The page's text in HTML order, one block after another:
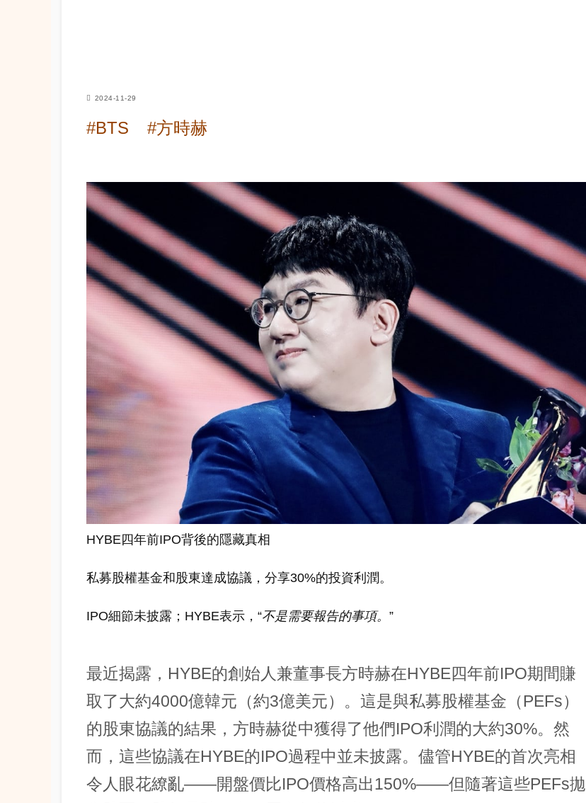
2024-11-29
#BTS #方時赫
HYBE四年前IPO背後的隱藏真相
私募股權基金和股東達成協議，分享30%的投資利潤。
IPO細節未披露；HYBE表示，“不是需要報告的事項。 ”
最近揭露，HYBE的創始人兼董事長方時赫在HYBE四年前IPO期間賺
取了大約4000億韓元（約3億美元）。這是與私募股權基金（PEFs）
的股東協議的結果，方時赫從中獲得了他們IPO利潤的大約30%。然
而，這些協議在HYBE的IPO過程中並未披露。儘管HYBE的首次亮相
令人眼花繚亂——開盤價比IPO價格高出150%——但隨著這些PEFs拋